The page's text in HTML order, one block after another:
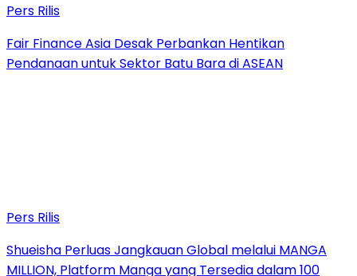
Pers Rilis
Fair Finance Asia Desak Perbankan Hentikan
Pendanaan untuk Sektor Batu Bara di ASEAN
Pers Rilis
Shueisha Perluas Jangkauan Global melalui MANGA
MILLION, Platform Manga yang Tersedia dalam 100